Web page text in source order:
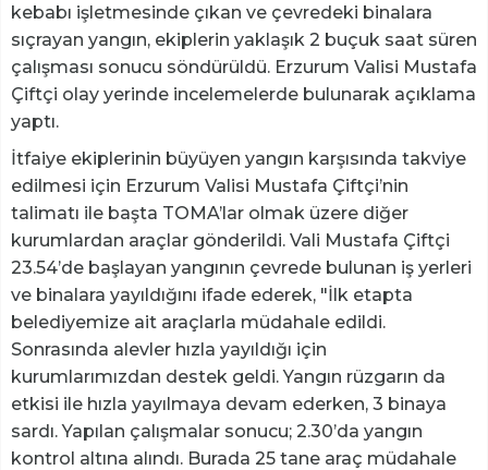
kebabı işletmesinde çıkan ve çevredeki binalara
sıçrayan yangın, ekiplerin yaklaşık 2 buçuk saat süren
çalışması sonucu söndürüldü. Erzurum Valisi Mustafa
Çiftçi olay yerinde incelemelerde bulunarak açıklama
yaptı.
İtfaiye ekiplerinin büyüyen yangın karşısında takviye
edilmesi için Erzurum Valisi Mustafa Çiftçi’nin
talimatı ile başta TOMA’lar olmak üzere diğer
kurumlardan araçlar gönderildi. Vali Mustafa Çiftçi
23.54’de başlayan yangının çevrede bulunan iş yerleri
ve binalara yayıldığını ifade ederek, "İlk etapta
belediyemize ait araçlarla müdahale edildi.
Sonrasında alevler hızla yayıldığı için
kurumlarımızdan destek geldi. Yangın rüzgarın da
etkisi ile hızla yayılmaya devam ederken, 3 binaya
sardı. Yapılan çalışmalar sonucu; 2.30’da yangın
kontrol altına alındı. Burada 25 tane araç müdahale